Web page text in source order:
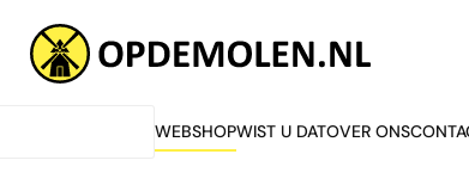
WEBSHOPWIST U DATOVER ONS